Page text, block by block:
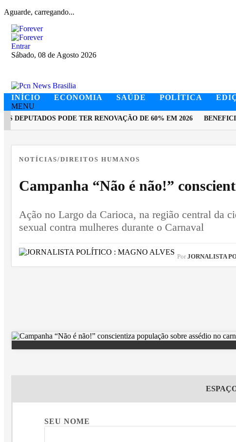
Aguarde, carregando...
Entrar
Sábado, 08 de Agosto 2026
INÍCIO ECONOMIA SAÚDE POLÍTICA
MENU
DEPUTADOS PODE TER RENOVAÇÃO DE 60% EM 2026
NOTÍCIAS/DIREITOS HUMANOS
Campanha “Não é não!”
Ação no Largo da Carioca, na região central da
sexual contra mulheres durante o Carnaval
Por JORNALISTA
SEU NOME